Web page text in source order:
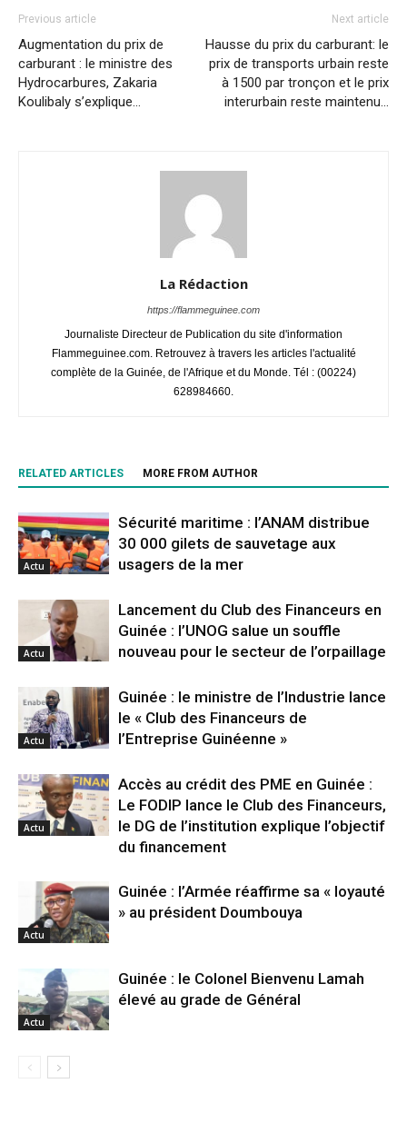
Previous article
Augmentation du prix de
carburant : le ministre des
Hydrocarbures, Zakaria
Koulibaly s’explique…
Next article
Hausse du prix du carburant: le
prix de transports urbain reste
à 1500 par tronçon et le prix
interurbain reste maintenu…
La Rédaction
https://flammeguinee.com
Journaliste Directeur de Publication du site d'information
Flammeguinee.com. Retrouvez à travers les articles l'actualité
complète de la Guinée, de l'Afrique et du Monde. Tél : (00224)
628984660.
RELATED ARTICLES MORE FROM AUTHOR
Actu
Sécurité maritime : l’ANAM distribue
30 000 gilets de sauvetage aux
usagers de la mer
Actu
Lancement du Club des Financeurs en
Guinée : l’UNOG salue un souffle
nouveau pour le secteur de l’orpaillage
Actu
Guinée : le ministre de l’Industrie lance
le « Club des Financeurs de
l’Entreprise Guinéenne »
Actu
Accès au crédit des PME en Guinée :
Le FODIP lance le Club des Financeurs,
le DG de l’institution explique l’objectif
du financement
Actu
Guinée : l’Armée réaffirme sa « loyauté
» au président Doumbouya
Actu
Guinée : le Colonel Bienvenu Lamah
élevé au grade de Général